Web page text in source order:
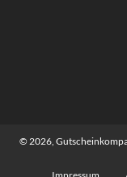
© 2026,